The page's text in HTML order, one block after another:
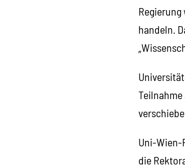
handeln.
Uni-Wien-
die